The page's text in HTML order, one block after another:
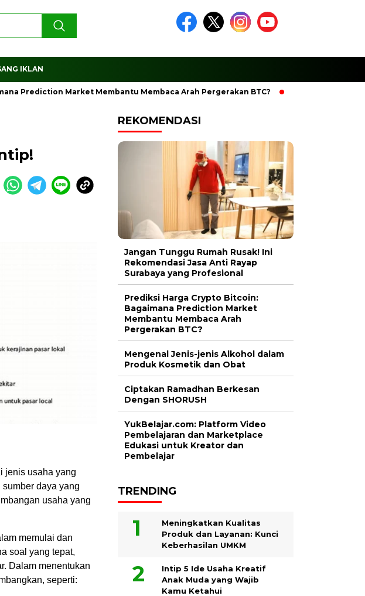
IKLAN
Market Membantu Membaca Arah Pergerakan BTC? Ciptakan Ramadhan
jenis usaha yang
daya yang
usaha yang
memulai dan
soal yang tepat,
Dalam menentukan
seperti:
REKOMENDASI
Jangan Tunggu Rumah Rusak! Ini
Rekomendasi Jasa Anti Rayap
Surabaya yang Profesional
Prediksi Harga Crypto Bitcoin:
Bagaimana Prediction Market
Membantu Membaca Arah
Pergerakan BTC?
Mengenal Jenis-jenis Alkohol dalam
Produk Kosmetik dan Obat
Ciptakan Ramadhan Berkesan
Dengan SHORUSH
YukBelajar.com: Platform Video
Pembelajaran dan Marketplace
Edukasi untuk Kreator dan
Pembelajar
TRENDING
Meningkatkan Kualitas
Produk dan Layanan: Kunci
Keberhasilan UMKM
Intip 5 Ide Usaha Kreatif
Anak Muda yang Wajib
Kamu Ketahui